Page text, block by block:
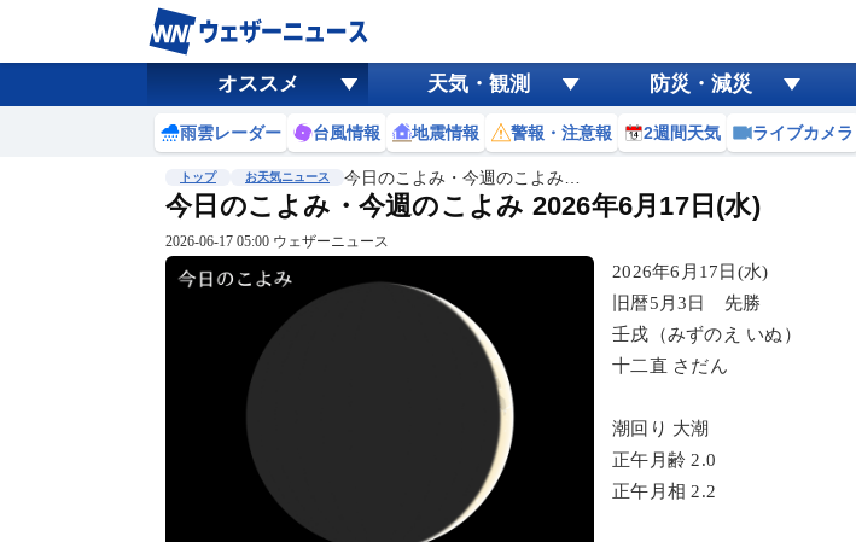
オススメ 天気・観測 防災・減災
雨雲レーダー 台風情報 地震情報 警報・注意報 2週間天気 ライブカメラ
トップ お天気ニュース 今日のこよみ・今週のこよみ…
今日のこよみ・今週のこよみ 2026年6月17日(水)
2026-06-17 05:00 ウェザーニュース
2026年6月17日(水)
旧暦5月3日 先勝
壬戌（みずのえ いぬ）
十二直 さだん
潮回り 大潮
正午月齢 2.0
正午月相 2.2